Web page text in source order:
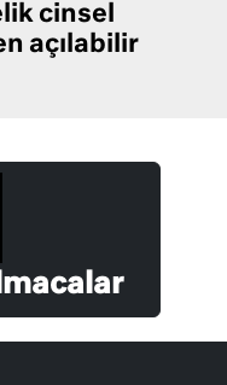
cinsel
açılabilir